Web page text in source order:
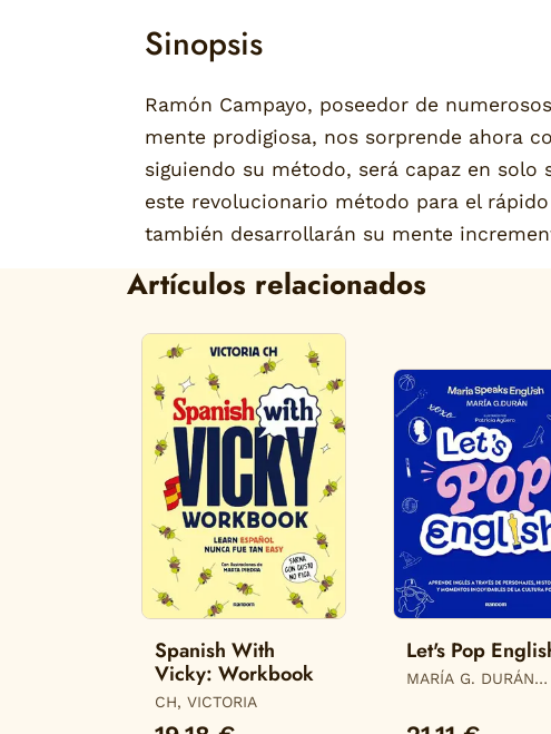
Sinopsis
Ramón Campayo, poseedor de
mente prodigiosa, nos sorprende ahora
siguiendo su método, será capaz en
este revolucionario método para el
también desarrollarán su mente
Artículos relacionados
Spanish With
Vicky: Workbook
CH, VICTORIA
Let's Pop
MARÍA G. DURÁN